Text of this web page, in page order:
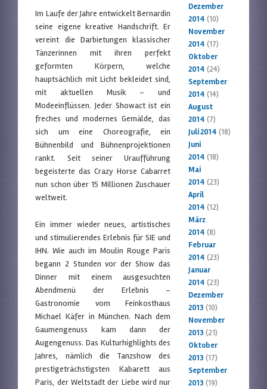
Im Laufe der Jahre entwickelt Bernardin
seine eigene kreative Handschrift. Er
vereint die Darbietungen klassischer
Tänzerinnen mit ihren perfekt
geformten Körpern, welche
hauptsächlich mit Licht bekleidet sind,
mit aktuellen Musik – und
Modeeinflüssen. Jeder Showact ist ein
freches und modernes Gemälde, das
sich um eine Choreografie, ein
Bühnenbild und Bühnenprojektionen
rankt. Seit seiner Uraufführung
begeisterte das Crazy Horse Cabarret
nun schon über 15 Millionen Zuschauer
weltweit.
Ein immer wieder neues, artistisches
und stimulierendes Erlebnis für SIE und
IHN. Wie auch im Moulin Rouge Paris
begann 2 Stunden vor der Show das
Dinner mit einem ausgesuchten
Abendmenü der Erlebnis –
Gastronomie vom Feinkosthaus
Michael Käfer in München. Nach dem
Gaumengenuss kam dann der
Augengenuss. Das Kulturhighlights des
Jahres, nämlich die Tanzshow des
prestigeträchstigsten Kabarett aus
Paris, der Weltstadt der Liebe wird nur
Dezember
2014 (10)
November
2014 (17)
Oktober
2014 (24)
September
2014 (14)
August
2014 (7)
Juli 2014 (18)
Juni
2014 (18)
Mai
2014 (23)
April
2014 (12)
März
2014 (8)
Februar
2014 (23)
Januar
2014 (23)
Dezember
2013 (10)
November
2013 (21)
Oktober
2013 (17)
September
2013 (19)